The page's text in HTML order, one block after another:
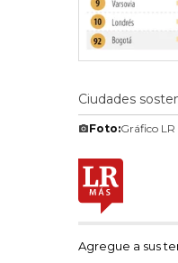
Ciudades
Foto:Gráfico LR
Agregue a sus